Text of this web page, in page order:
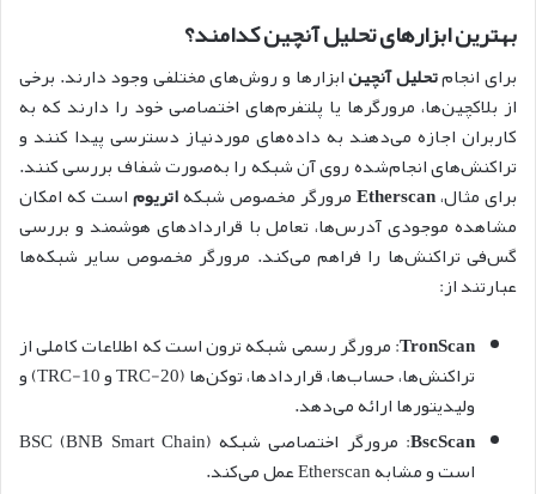
بهترین ابزارهای تحلیل آنچین کدامند؟
برای انجامتحلیل آنچینابزارها و روش‌های مختلفی وجود دارند. برخی
از بلاکچین‌ها، مرورگرها یا پلتفرم‌های اختصاصی خود را دارند که به
کاربران اجازه می‌دهند به داده‌های موردنیاز دسترسی پیدا کنند و
تراکنش‌های انجام‌شده روی آن شبکه را به‌صورت شفاف بررسی کنند.
برای مثال،Etherscanمرورگر مخصوص شبکهاتریوماست که امکان
مشاهده موجودی آدرس‌ها، تعامل با قراردادهای هوشمند و بررسی
گس‌فی تراکنش‌ها را فراهم می‌کند. مرورگر مخصوص سایر شبکه‌ها
عبارتند از:
TronScan: مرورگر رسمی شبکه ترون است که اطلاعات کاملی از
تراکنش‌ها، حساب‌ها، قراردادها، توکن‌ها (TRC-20 و TRC-10) و
ولیدیتورها ارائه می‌دهد.
BscScan
: مرورگر اختصاصی شبکه BSC (BNB Smart Chain)
است و مشابه Etherscan عمل می‌کند.